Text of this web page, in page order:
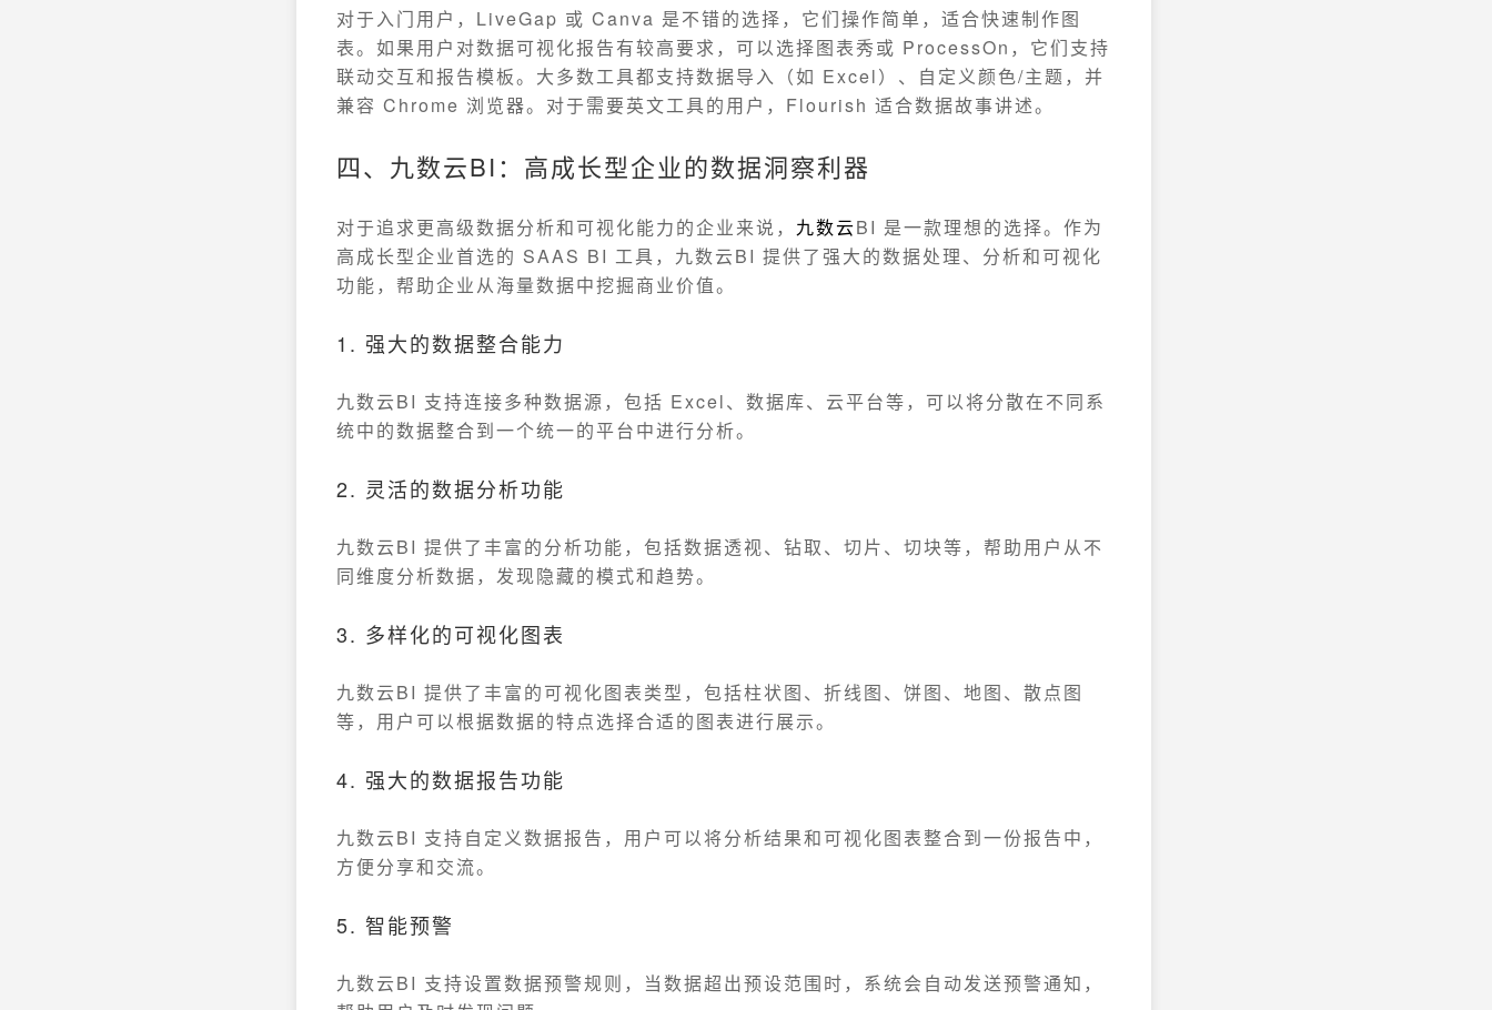
对于入门用户，LiveGap 或 Canva 是不错的选择，它们操作简单，适合快速制作图
表。如果用户对数据可视化报告有较高要求，可以选择图表秀或 ProcessOn，它们支持
联动交互和报告模板。大多数工具都支持数据导入（如 Excel）、自定义颜色/主题，并
兼容 Chrome 浏览器。对于需要英文工具的用户，Flourish 适合数据故事讲述。
四、九数云BI：高成长型企业的数据洞察利器
对于追求更高级数据分析和可视化能力的企业来说， 九数云BI 是一款理想的选择。作为
高成长型企业首选的 SAAS BI 工具，九数云BI 提供了强大的数据处理、分析和可视化
功能，帮助企业从海量数据中挖掘商业价值。
1. 强大的数据整合能力
九数云BI 支持连接多种数据源，包括 Excel、数据库、云平台等，可以将分散在不同系
统中的数据整合到一个统一的平台中进行分析。
2. 灵活的数据分析功能
九数云BI 提供了丰富的分析功能，包括数据透视、钻取、切片、切块等，帮助用户从不
同维度分析数据，发现隐藏的模式和趋势。
3. 多样化的可视化图表
九数云BI 提供了丰富的可视化图表类型，包括柱状图、折线图、饼图、地图、散点图
等，用户可以根据数据的特点选择合适的图表进行展示。
4. 强大的数据报告功能
九数云BI 支持自定义数据报告，用户可以将分析结果和可视化图表整合到一份报告中，
方便分享和交流。
5. 智能预警
九数云BI 支持设置数据预警规则，当数据超出预设范围时，系统会自动发送预警通知，